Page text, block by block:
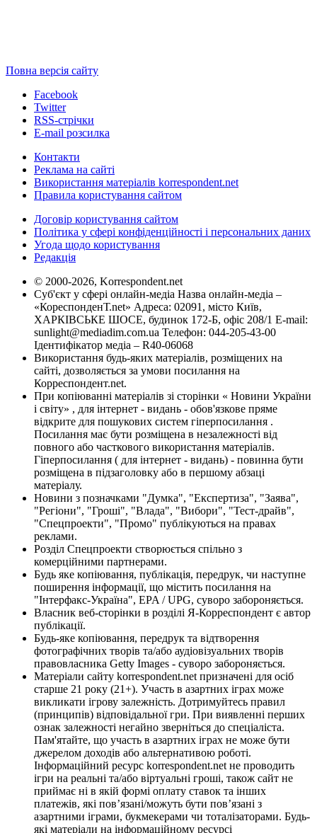
Повна версія сайту
Facebook
Twitter
RSS-стрічки
E-mail розсилка
Контакти
Реклама на сайті
Використання матеріалів korrespondent.net
Правила користування сайтом
Договір користування сайтом
Політика у сфері конфіденційності і персональних даних
Угода щодо користування
Редакція
© 2000-2026, Korrespondent.net
Суб'єкт у сфері онлайн-медіа Назва онлайн-медіа –
«КореспонденТ.net» Адреса: 02091, місто Київ,
ХАРКІВСЬКЕ ШОСЕ, будинок 172-Б, офіс 208/1 E-mail:
sunlight@mediadim.com.ua Телефон: 044-205-43-00
Ідентифікатор медіа – R40-06068
Використання будь-яких матеріалів, розміщених на
сайті, дозволяється за умови посилання на
Корреспондент.net.
При копіюванні матеріалів зі сторінки « Новини України
і світу» , для інтернет - видань - обов'язкове пряме
відкрите для пошукових систем гіперпосилання .
Посилання має бути розміщена в незалежності від
повного або часткового використання матеріалів.
Гіперпосилання ( для інтернет - видань) - повинна бути
розміщена в підзаголовку або в першому абзаці
матеріалу.
Новини з позначками "Думка", "Експертиза", "Заява",
"Регіони", "Гроші", "Влада", "Вибори", "Тест-драйв",
"Спецпроекти", "Промо" публікуються на правах
реклами.
Розділ Спецпроекти створюється спільно з
комерційними партнерами.
Будь яке копіювання, публікація, передрук, чи наступне
поширення інформації, що містить посилання на
"Інтерфакс-Україна", EPA / UPG, суворо забороняється.
Власник веб-сторінки в розділі Я-Корреспондент є автор
публікації.
Будь-яке копіювання, передрук та відтворення
фотографічних творів та/або аудіовізуальних творів
правовласника Getty Images - суворо забороняється.
Матеріали сайту korrespondent.net призначені для осіб
старше 21 року (21+). Участь в азартних іграх може
викликати ігрову залежність. Дотримуйтесь правил
(принципів) відповідальної гри. При виявленні перших
ознак залежності негайно зверніться до спеціаліста.
Пам'ятайте, що участь в азартних іграх не може бути
джерелом доходів або альтернативою роботі.
Інформаційний ресурс korrespondent.net не проводить
ігри на реальні та/або віртуальні гроші, також сайт не
приймає ні в якій формі оплату ставок та інших
платежів, які пов’язані/можуть бути пов’язані з
азартними іграми, букмекерами чи тоталізаторами. Будь-
які матеріали на інформаційному ресурсі